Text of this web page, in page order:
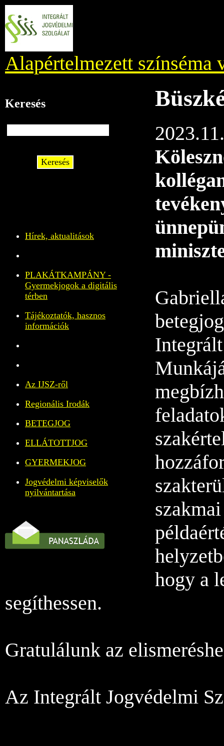
Alapértelmezett színséma
Keresés
Keresés
Hírek, aktualitások
PLAKÁTKAMPÁNY -
Gyermekjogok a digitális
térben
Tájékoztatók, hasznos
információk
Az IJSZ-ről
Regionális Irodák
BETEGJOG
ELLÁTOTTJOG
GYERMEKJOG
Jogvédelmi képviselők
nyilvántartása
hogy a
segíthessen.
Gratulálunk az
Az Integrált Jogvédelmi